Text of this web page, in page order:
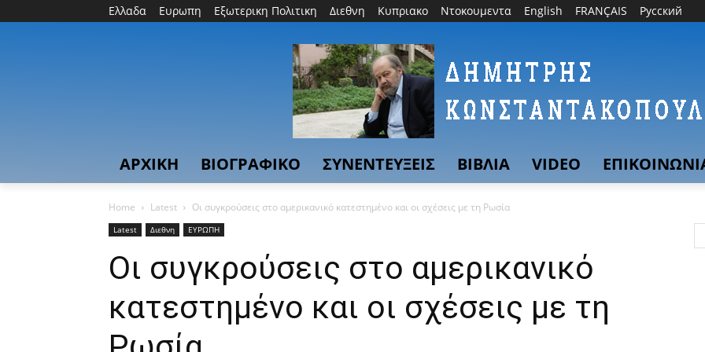
Ελλαδα Ευρωπη Εξωτερικη Πολιτικη Διεθνη Κυπριακο Ντοκουμεντα English FRANÇAIS Русский
ΑΡΧΙΚΗ ΒΙΟΓΡΑΦΙΚΟ ΣΥΝΕΝΤΕΥΞΕΙΣ ΒΙΒΛΙΑ VIDEO
Home Latest Οι συγκρούσεις στο αμερικανικό κατεστημένο και οι σχέσεις με τη Ρωσία
Latest Διεθνη ΕΥΡΩΠΗ
Οι συγκρούσεις στο αμερικανικό
κατεστημένο και οι σχέσεις με τη